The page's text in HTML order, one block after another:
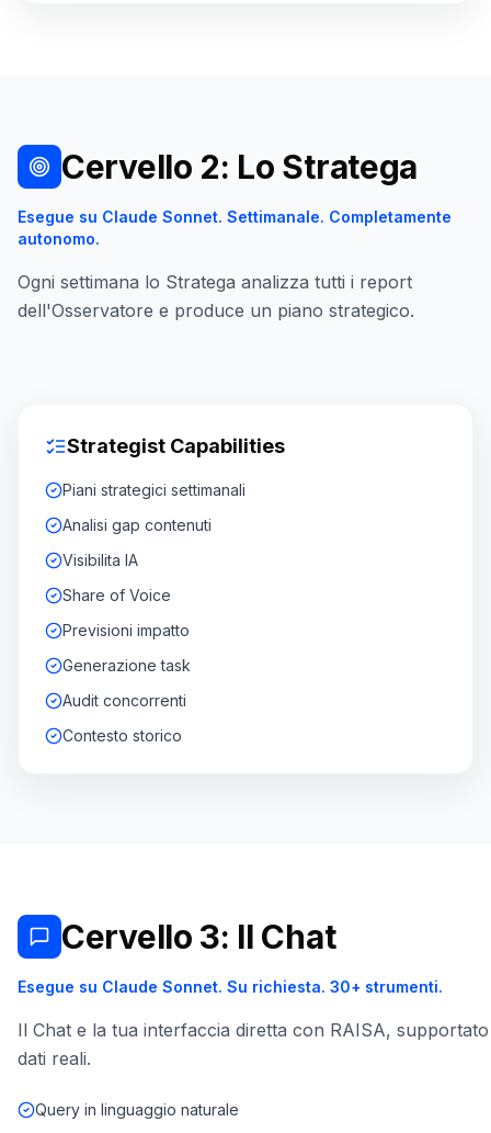
Strategist Capabilities
Piani strategici settimanali
Analisi gap contenuti
Visibilita IA
Share of Voice
Previsioni impatto
Generazione task
Audit concorrenti
Contesto storico
Cervello 2: Lo Stratega
Esegue su Claude Sonnet. Settimanale. Completamente
autonomo.
Ogni settimana lo Stratega analizza tutti i report
dell'Osservatore e produce un piano strategico.
Cervello 3: Il Chat
Esegue su Claude Sonnet. Su richiesta. 30+ strumenti.
Il Chat e la tua interfaccia diretta con RAISA,
dati reali.
Query in linguaggio naturale